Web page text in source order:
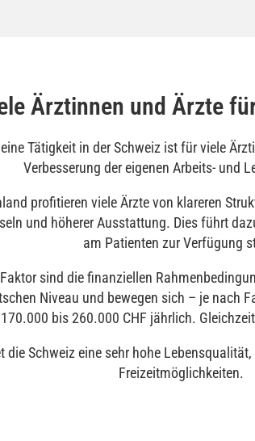
Ärztinnen und Ärzte
Tätigkeit in der Schweiz ist für viele
Verbesserung der eigenen Arbeits- und
profitieren viele Ärzte von klareren
und höherer Ausstattung. Dies führt
am Patienten zur Verfügung
sind die finanziellen
Niveau und bewegen sich – je nach
bis 260.000 CHF jährlich.
die Schweiz eine sehr hohe
Freizeitmöglichkeiten.